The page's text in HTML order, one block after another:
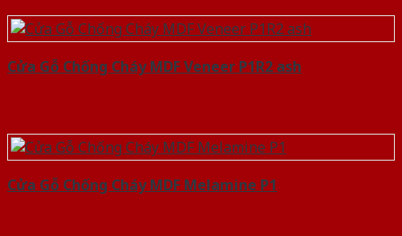
Cửa Gỗ Chống Cháy MDF Veneer P1R2 ash
Cửa Gỗ Chống Cháy MDF Melamine P1